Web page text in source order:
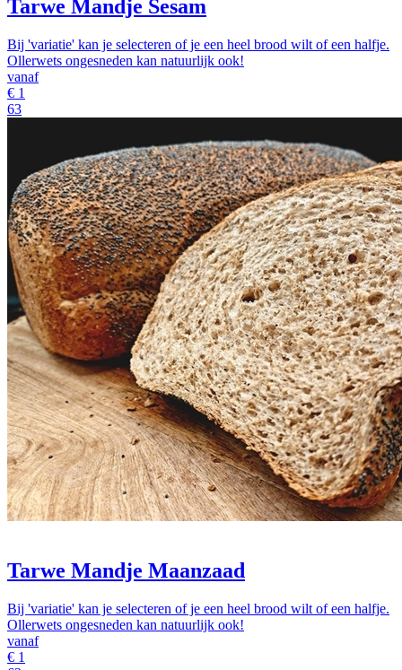
Tarwe Mandje Sesam
Bij 'variatie' kan je selecteren of je een heel brood wilt of een halfje.
Ollerwets ongesneden kan natuurlijk ook!
vanaf
€ 1
63
Tarwe Mandje Maanzaad
Bij 'variatie' kan je selecteren of je een heel brood wilt of een halfje.
Ollerwets ongesneden kan natuurlijk ook!
vanaf
€ 1